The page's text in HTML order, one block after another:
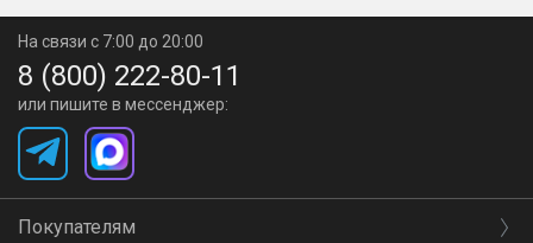
На связи с 7:00 до 20:00
8 (800) 222-80-11
или пишите в мессенджер:
Покупателям